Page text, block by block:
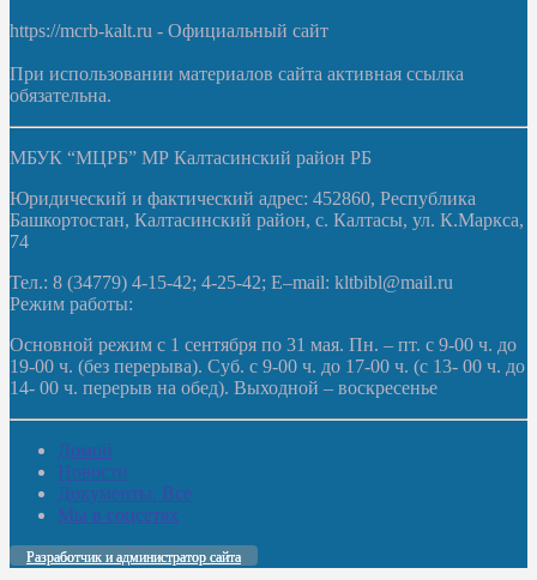
https://mcrb-kalt.ru - Официальный сайт
При использовании материалов сайта активная ссылка
обязательна.
МБУК “МЦРБ” МР Калтасинский район РБ
Юридический и фактический адрес: 452860, Республика
Башкортостан, Калтасинский район, с. Калтасы, ул. К.Маркса,
74
Тел.: 8 (34779) 4-15-42; 4-25-42; E–mail: kltbibl@mail.ru
Режим работы:
Основной режим с 1 сентября по 31 мая. Пн. – пт. с 9-00 ч. до
19-00 ч. (без перерыва). Суб. с 9-00 ч. до 17-00 ч. (с 13- 00 ч. до
14- 00 ч. перерыв на обед). Выходной – воскресенье
Домой
Новости
Документы. Все
Мы в соцсетях
Разработчик и администратор сайта